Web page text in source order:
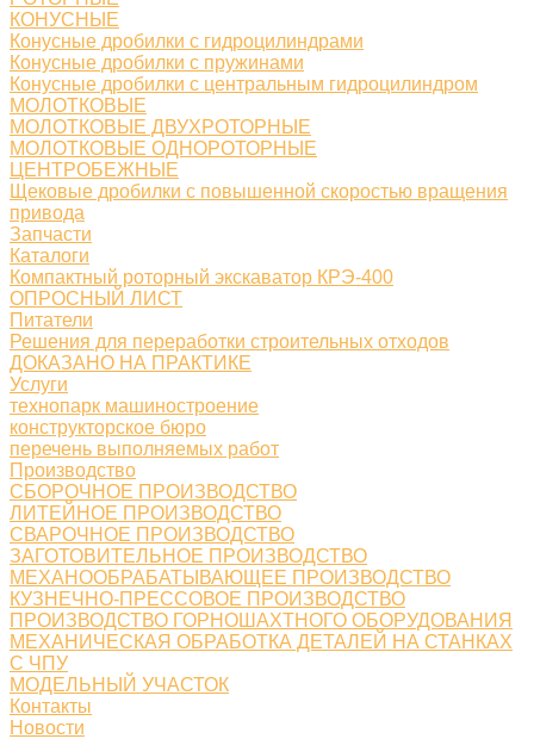
КОНУСНЫЕ
Конусные дробилки с гидроцилиндрами
Конусные дробилки с пружинами
Конусные дробилки с центральным гидроцилиндром
МОЛОТКОВЫЕ
МОЛОТКОВЫЕ ДВУХРОТОРНЫЕ
МОЛОТКОВЫЕ ОДНОРОТОРНЫЕ
ЦЕНТРОБЕЖНЫЕ
Щековые дробилки с повышенной скоростью вращения
привода
Запчасти
Каталоги
Компактный роторный экскаватор КРЭ-400
ОПРОСНЫЙ ЛИСТ
Питатели
Решения для переработки строительных отходов
ДОКАЗАНО НА ПРАКТИКЕ
Услуги
технопарк машиностроение
конструкторское бюро
перечень выполняемых работ
Производство
СБОРОЧНОЕ ПРОИЗВОДСТВО
ЛИТЕЙНОЕ ПРОИЗВОДСТВО
СВАРОЧНОЕ ПРОИЗВОДСТВО
ЗАГОТОВИТЕЛЬНОЕ ПРОИЗВОДСТВО
МЕХАНООБРАБАТЫВАЮЩЕЕ ПРОИЗВОДСТВО
КУЗНЕЧНО-ПРЕССОВОЕ ПРОИЗВОДСТВО
ПРОИЗВОДСТВО ГОРНОШАХТНОГО ОБОРУДОВАНИЯ
МЕХАНИЧЕСКАЯ ОБРАБОТКА ДЕТАЛЕЙ НА СТАНКАХ
С ЧПУ
МОДЕЛЬНЫЙ УЧАСТОК
Контакты
Новости